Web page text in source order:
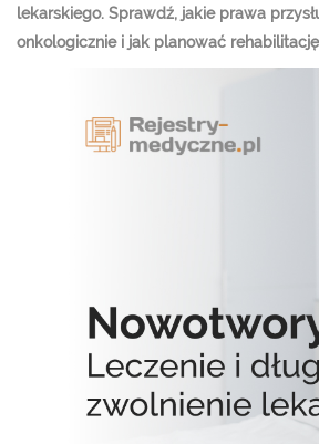
lekarskiego. Sprawdź, jakie prawa
onkologicznie i jak planować